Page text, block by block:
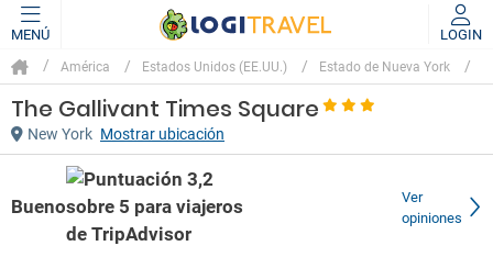
MENÚ LOGIN
América Estados Unidos (EE.UU.) Estado de Nueva York
The Gallivant Times Square
New York Mostrar ubicación
Bueno
Ver
opiniones